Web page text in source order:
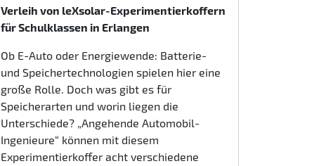
Verleih von leXsolar-Experimentierkoffern
für Schulklassen in Erlangen
Ob E-Auto oder Energiewende: Batterie-
und Speichertechnologien spielen hier eine
große Rolle. Doch was gibt es für
Speicherarten und worin liegen die
Unterschiede? „Angehende Automobil-
Ingenieure“ können mit diesem
Experimentierkoffer acht verschiedene